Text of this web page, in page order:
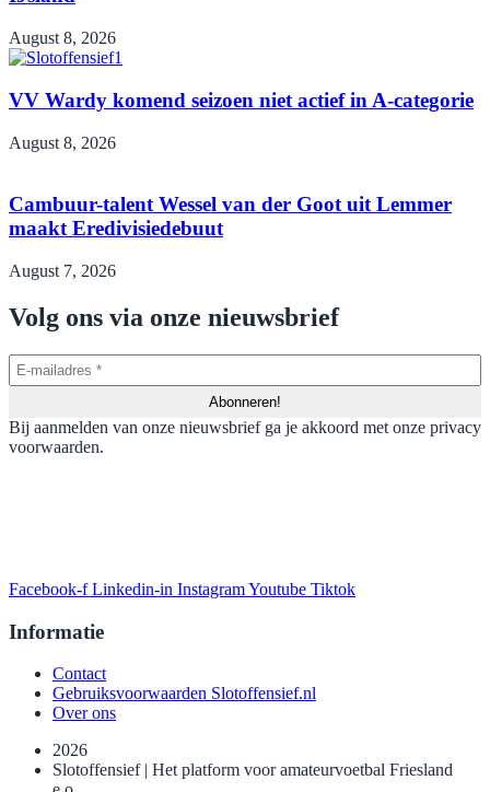
August 8, 2026
VV Wardy komend seizoen niet actief in A-categorie
August 8, 2026
Cambuur-talent Wessel van der Goot uit Lemmer
maakt Eredivisiedebuut
August 7, 2026
Volg ons via onze nieuwsbrief
Bij aanmelden van onze nieuwsbrief ga je akkoord met onze privacy
voorwaarden.
Facebook-f Linkedin-in InstagramYoutube Tiktok
Informatie
Contact
Gebruiksvoorwaarden Slotoffensief.nl
Over ons
2026
Slotoffensief | Het platform voor amateurvoetbal Friesland